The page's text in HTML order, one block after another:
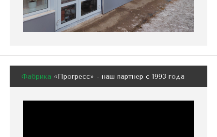
Фабрика «Прогресс» - наш партнер с 1993 года